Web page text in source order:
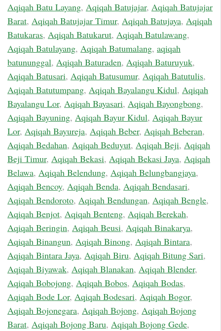
Aqiqah Batu Layang, Aqiqah Batujajar, Aqiqah Batujajar
Barat, Aqiqah Batujajar Timur, Aqiqah Batujaya, Aqiqah
Batukaras, Aqiqah Batukarut, Aqiqah Batulawang,
Aqiqah Batulayang, Aqiqah Batumalang, aqiqah
batununggal, Aqiqah Baturaden, Aqiqah Baturuyuk,
Aqiqah Batusari, Aqiqah Batusumur, Aqiqah Batutulis,
Aqiqah Batutumpang, Aqiqah Bayalangu Kidul, Aqiqah
Bayalangu Lor, Aqiqah Bayasari, Aqiqah Bayongbong,
Aqiqah Bayuning, Aqiqah Bayur Kidul, Aqiqah Bayur
Lor, Aqiqah Bayureja, Aqiqah Beber, Aqiqah Beberan,
Aqiqah Bedahan, Aqiqah Beduyut, Aqiqah Beji, Aqiqah
Beji Timur, Aqiqah Bekasi, Aqiqah Bekasi Jaya, Aqiqah
Belawa, Aqiqah Belendung, Aqiqah Belungbangjaya,
Aqiqah Bencoy, Aqiqah Benda, Aqiqah Bendasari,
Aqiqah Bendoroto, Aqiqah Bendungan, Aqiqah Bengle,
Aqiqah Benjot, Aqiqah Benteng, Aqiqah Berekah,
Aqiqah Beringin, Aqiqah Beusi, Aqiqah Binakarya,
Aqiqah Binangun, Aqiqah Binong, Aqiqah Bintara,
Aqiqah Bintara Jaya, Aqiqah Biru, Aqiqah Bitung Sari,
Aqiqah Biyawak, Aqiqah Blanakan, Aqiqah Blender,
Aqiqah Bobojong, Aqiqah Bobos, Aqiqah Bodas,
Aqiqah Bode Lor, Aqiqah Bodesari, Aqiqah Bogor,
Aqiqah Bojonegara, Aqiqah Bojong, Aqiqah Bojong
Barat, Aqiqah Bojong Baru, Aqiqah Bojong Gede,